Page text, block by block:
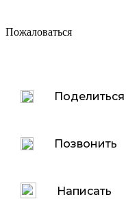
Пожаловаться
Поделиться
Позвонить
Написать